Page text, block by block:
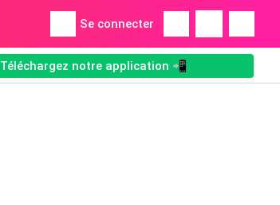
Se connecter
Téléchargez notre application 📲